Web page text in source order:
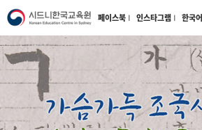
페이스북 l 인스타그램 l 한국어